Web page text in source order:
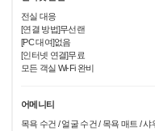
전실 대응
[연결 방법]무선랜
[PC 대여]없음
[인터넷 연결]무료
모든 객실 Wi-Fi 완비
어메니티
목욕 수건 / 얼굴 수건 / 목욕 매트 /